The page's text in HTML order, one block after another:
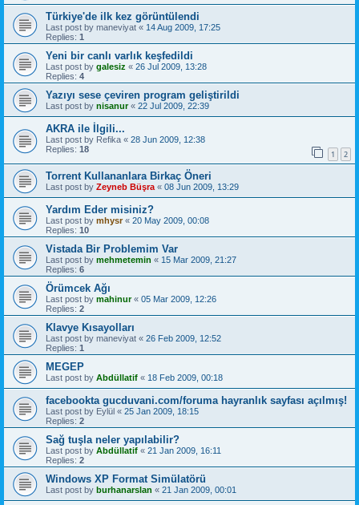
Türkiye'de ilk kez görüntülendi
Last post by maneviyat « 14 Aug 2009, 17:25
Replies: 1
Yeni bir canlı varlık keşfedildi
Last post by galesiz « 26 Jul 2009, 13:28
Replies: 4
Yazıyı sese çeviren program geliştirildi
Last post by nisanur« 22 Jul 2009, 22:39
AKRA ile İlgili...
Last post by Refika « 28 Jun 2009, 12:38
Replies: 18 1 2
Torrent Kullananlara Birkaç Öneri
Last post by Zeyneb Büşra « 08 Jun 2009, 13:29
Yardım Eder misiniz?
Last post by mhysr« 20 May 2009, 00:08
Replies: 10
Vistada Bir Problemim Var
Last post by mehmetemin « 15 Mar 2009, 21:27
Replies: 6
Örümcek Ağı
Last post by mahinur« 05 Mar 2009, 12:26
Replies: 2
Klavye Kısayolları
Last post by maneviyat « 26 Feb 2009, 12:52
Replies: 1
MEGEP
Last post by Abdüllatif « 18 Feb 2009, 00:18
facebookta gucduvani.com/foruma hayranlık sayfası açılmış!
Last post by Eylül « 25 Jan 2009, 18:15
Replies: 2
Sağ tuşla neler yapılabilir?
Last post by Abdüllatif « 21 Jan 2009, 16:11
Replies: 2
Windows XP Format Simülatörü
Last post by burhanarslan « 21 Jan 2009, 00:01